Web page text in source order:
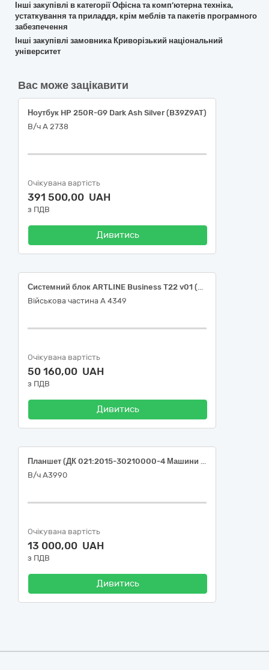
Інші закупівлі в категорії Офісна та комп’ютерна техніка,
устаткування та приладдя, крім меблів та пакетів програмного
забезпечення
Інші закупівлі замовника Криворізький національний
університет
Вас може зацікавити
Ноутбук HP 250R-G9 Dark Ash Silver (B39Z9AT)
В/ч А 2738
Очікувана вартість
391 500,00 UAH
з ПДВ
Дивитись
Системний блок ARTLINE Business T22 v01 (T22v01)
Військова частина А 4349
Очікувана вартість
50 160,00 UAH
з ПДВ
Дивитись
Планшет (ДК 021:2015-30210000-4 Машини для обробки даних (апаратна частина)
В/ч А3990
Очікувана вартість
13 000,00 UAH
з ПДВ
Дивитись